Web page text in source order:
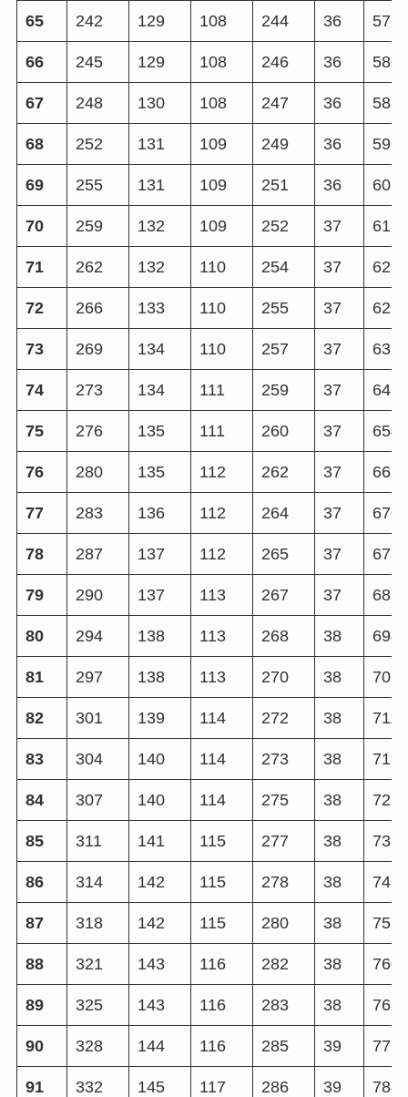
65 242 129 108 244 36 572
66 245 129 108 246 36 580
67 248 130 108 247 36 588
68 252 131 109 249 36 596
69 255 131 109 251 36 605
70 259 132 109 252 37 613
71 262 132 110 254 37 621
72 266 133 110 255 37 629
73 269 134 110 257 37 637
74 273 134 111 259 37 645
75 276 135 111 260 37 654
76 280 135 112 262 37 662
77 283 136 112 264 37 670
78 287 137 112 265 37 678
79 290 137 113 267 37 686
80 294 138 113 268 38 694
81 297 138 113 270 38 703
82 301 139 114 272 38 711
83 304 140 114 273 38 719
84 307 140 114 275 38 727
85 311 141 115 277 38 735
86 314 142 115 278 38 743
87 318 142 115 280 38 752
88 321 143 116 282 38 760
89 325 143 116 283 38 768
90 328 144 116 285 39 776
91 332 145 117 286 39 784